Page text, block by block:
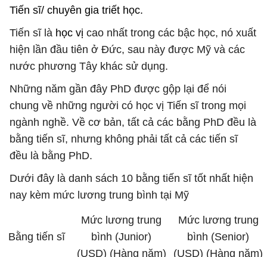
Tiến sĩ/ chuyên gia triết học.
Tiến sĩ là học vị cao nhất trong các bậc học, nó xuất
hiện lần đầu tiên ở Đức, sau này được Mỹ và các
nước phương Tây khác sử dụng.
Những năm gần đây PhD được gộp lại để nói
chung về những người có học vị Tiến sĩ trong mọi
ngành nghề. Về cơ bản, tất cả các bằng PhD đều là
bằng tiến sĩ, nhưng không phải tất cả các tiến sĩ
đều là bằng PhD.
Dưới đây là danh sách 10 bằng tiến sĩ tốt nhất hiện
nay kèm mức lương trung bình tại Mỹ
Bằng tiến sĩ
Mức lương trung
bình (Junior)
(USD) (Hàng năm)
Mức lương trung
bình (Senior)
(USD) (Hàng năm)